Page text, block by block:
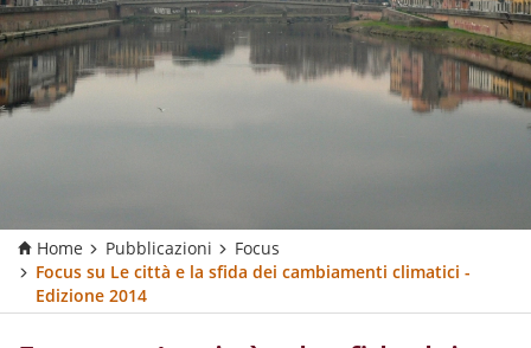
Home Pubblicazioni
Focus
Focus su Le città e la sfida dei cambiamenti climatici -
Edizione 2014